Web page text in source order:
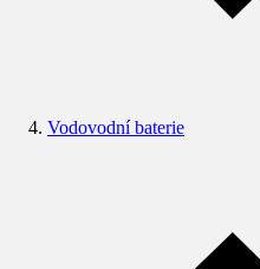
Vodovodní baterie